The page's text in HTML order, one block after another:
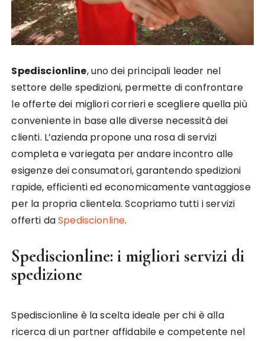
Spediscionline, uno dei principali leader nel
settore delle spedizioni, permette di confrontare
le offerte dei migliori corrieri e scegliere quella più
conveniente in base alle diverse necessità dei
clienti. L’azienda propone una rosa di servizi
completa e variegata per andare incontro alle
esigenze dei consumatori, garantendo spedizioni
rapide, efficienti ed economicamente vantaggiose
per la propria clientela. Scopriamo tutti i servizi
offerti daSpediscionline.
Spediscionline: i migliori servizi di
spedizione
Spediscionline è la scelta ideale per chi è alla
ricerca di un partner affidabile e competente nel